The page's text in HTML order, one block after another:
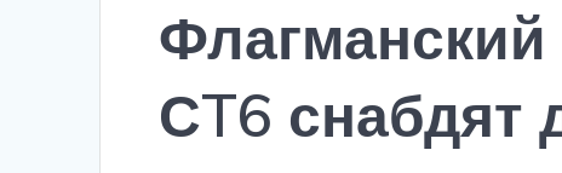
Флагманский
СT6 снабдят